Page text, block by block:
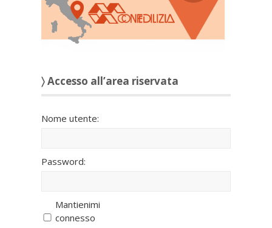
〉 Accesso all’area riservata
Nome utente:
Password:
Mantienimi
connesso